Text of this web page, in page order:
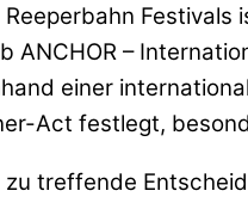
Reeperbahn
ANCHOR –
einer
Act festlegt,
treffende